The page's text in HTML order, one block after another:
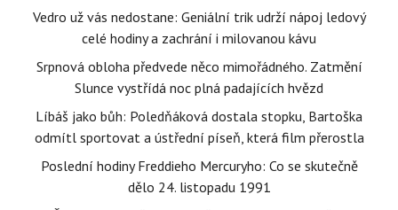
Vedro už vás nedostane: Geniální trik udrží nápoj ledový
celé hodiny a zachrání i milovanou kávu
Srpnová obloha předvede něco mimořádného. Zatmění
Slunce vystřídá noc plná padajících hvězd
Líbáš jako bůh: Poledňáková dostala stopku, Bartoška
odmítl sportovat a ústřední píseň, která film přerostla
Poslední hodiny Freddieho Mercuryho: Co se skutečně
dělo 24. listopadu 1991